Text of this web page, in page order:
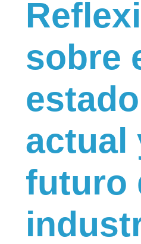
sobre
estado
actual
futuro